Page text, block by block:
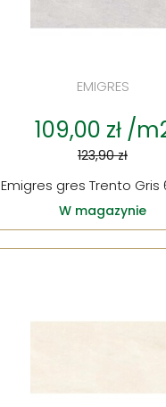
EMIGRES
109,00 zł /
123,90 zł
Emigres gres Trento Gris
W magazynie